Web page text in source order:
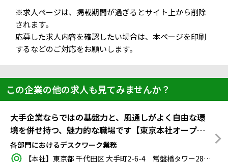
※求人ページは、掲載期間が過ぎるとサイト上から削除
されます。
応募した求人内容を確認したい場合は、本ページを印刷
するなどのご対応をお願いします。
この企業の他の求人も見てみませんか？
大手企業ならではの基盤力と、風通しがよく自由な環
境を併せ持つ、魅力的な職場です【東京本社オープン
ポジション／正社員登用あり】
各部門におけるデスクワーク業務
【本社】東京都 千代田区 大手町2-6-4 常盤橋タワー28階